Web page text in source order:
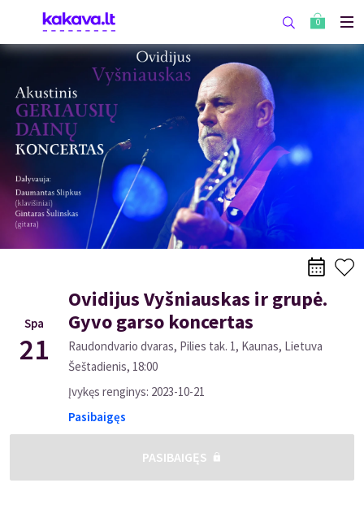
0
Spa
21
Ovidijus Vyšniauskas ir grupė.
Gyvo garso koncertas
Raudondvario dvaras, Pilies tak. 1, Kaunas, Lietuva
Šeštadienis, 18:00
Įvykęs renginys: 2023-10-21
Pasibaigęs
PASIBAIGĘS